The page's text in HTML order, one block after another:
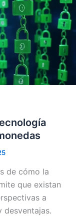
de cómo la
que existan
a
desventajas.